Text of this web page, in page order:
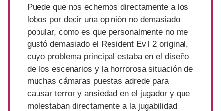
Puede que nos echemos directamente a los
lobos por decir una opinión no demasiado
popular, como es que personalmente no me
gustó demasiado el Resident Evil 2 original,
cuyo problema principal estaba en el diseño
de los escenarios y la horrorosa situación de
muchas cámaras puestas adrede para
causar terror y ansiedad en el jugador y que
molestaban directamente a la jugabilidad